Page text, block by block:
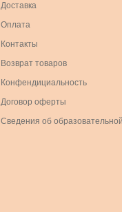
Доставка
Оплата
Контакты
Возврат товаров
Конфендициальность
Договор оферты
Сведения об